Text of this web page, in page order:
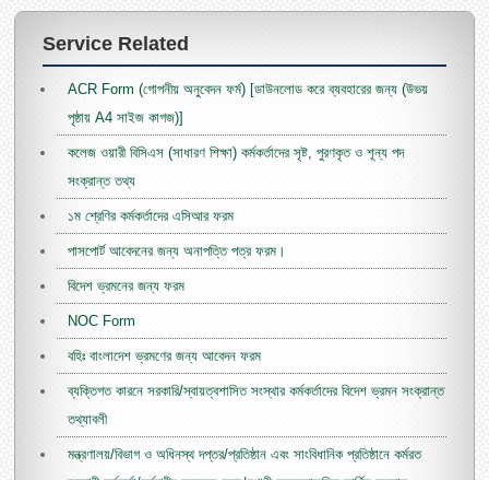
Service Related
ACR Form (গোপনীয় অনুবেদন ফর্ম) [ডাউনলোড করে ব্যবহারের জন্য (উভয়
পৃষ্ঠায় A4 সাইজ কাগজ)]
কলেজ ওয়ারী বিসিএস (সাধারণ শিক্ষা) কর্মকর্তাদের সৃষ্ট, পুরণকৃত ও শূন্য পদ
সংক্রান্ত তথ্য
১ম শ্রেণির কর্মকর্তাদের এসিআর ফরম
পাসপোর্ট আবেদনের জন্য অনাপত্তি পত্র ফরম।
বিদেশ ভ্রমনের জন্য ফরম
NOC Form
বহিঃ বাংলাদেশ ভ্রমণের জন্য আবেদন ফরম
ব্যক্তিগত কারনে সরকারি/স্বায়ত্বশাসিত সংস্থার কর্মকর্তাদের বিদেশ ভ্রমন সংক্রান্ত
তথ্যাবলী
মন্ত্রণালয়/বিভাগ ও অধিনস্থ দপ্তর/প্রতিষ্ঠান এবং সাংবিধানিক প্রতিষ্ঠানে কর্মরত